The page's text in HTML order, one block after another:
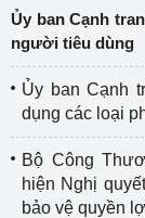
Ủy ban Cạnh
người tiêu dùng
Ủy ban Cạnh
dụng các loại
Bộ Công
hiện Nghị
bảo vệ quyền